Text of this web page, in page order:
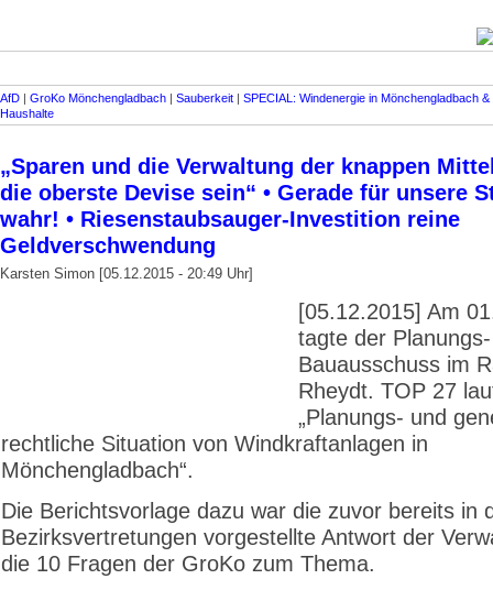
AfD | GroKo Mönchengladbach | Sauberkeit | SPECIAL: Windenergie in Mönchengladbach &
Haushalte
„Sparen und die Verwaltung der knappen
die oberste Devise sein“ • Gerade für unsere
wahr! • Riesenstaubsauger-Investition reine
Geldverschwendung
Karsten Simon [05.12.2015 - 20:49 Uhr]
[05.12.2015] Am
tagte der
Bauausschuss im
Rheydt. TOP 27
„Planungs- und
rechtliche Situation von Windkraft­anlagen in
Mönchengladbach“.
Die Berichtsvorlage dazu war die zuvor bereits in
Bezirksvertretungen vorgestellte Antwort der
die 10 Fragen der GroKo zum Thema.